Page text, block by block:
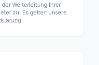
Weiterleitung Ihrer
zu. Es gelten unsere
.